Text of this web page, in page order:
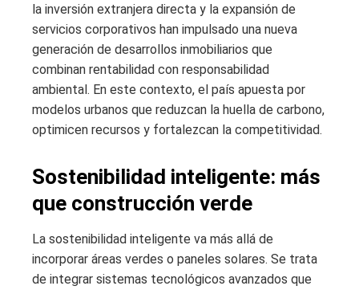
la inversión extranjera directa y la expansión de
servicios corporativos han impulsado una nueva
generación de desarrollos inmobiliarios que
combinan rentabilidad con responsabilidad
ambiental. En este contexto, el país apuesta por
modelos urbanos que reduzcan la huella de carbono,
optimicen recursos y fortalezcan la competitividad.
Sostenibilidad inteligente: más
que construcción verde
La sostenibilidad inteligente va más allá de
incorporar áreas verdes o paneles solares. Se trata
de integrar sistemas tecnológicos avanzados que